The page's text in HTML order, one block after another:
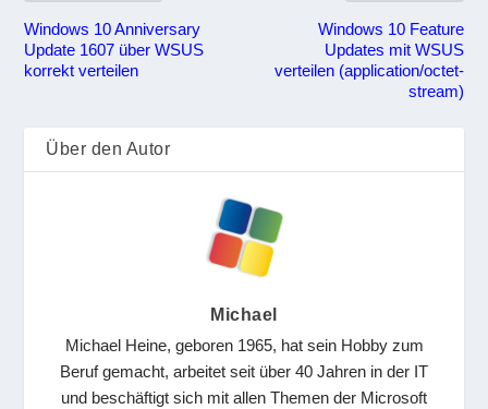
Windows 10 Anniversary
Update 1607 über WSUS
korrekt verteilen
Windows 10 Feature
Updates mit WSUS
verteilen (application/octet-
stream)
Über den Autor
Michael
Michael Heine, geboren 1965, hat sein Hobby zum
Beruf gemacht, arbeitet seit über 40 Jahren in der IT
und beschäftigt sich mit allen Themen der Microsoft